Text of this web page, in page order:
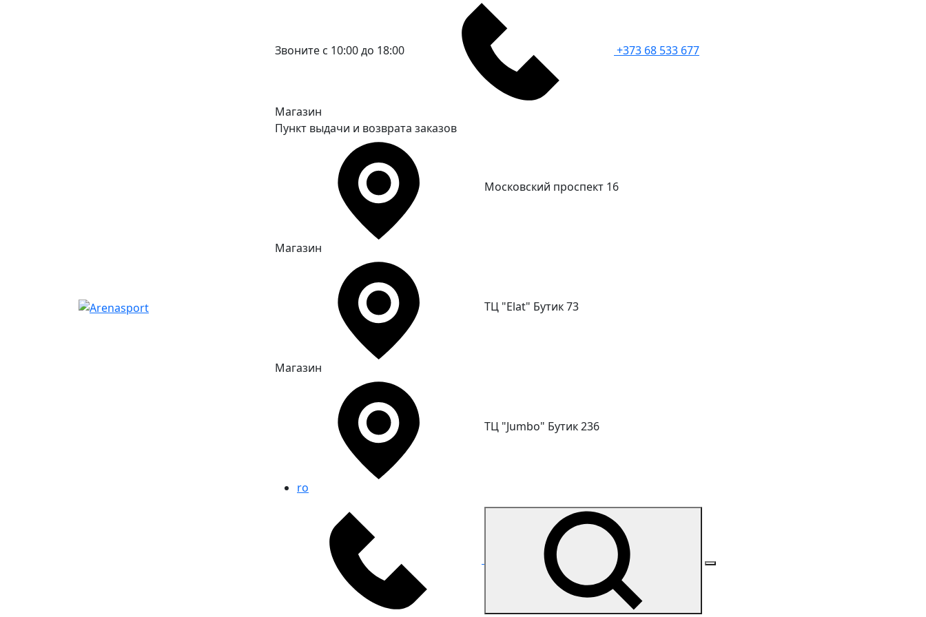
Звоните с 10:00 до 18:00 +373 68 533 677
Магазин
Пункт выдачи и возврата заказов
Московский проспект 16
Магазин
ТЦ "Elat" Бутик 73
Магазин
ТЦ "Jumbo" Бутик 236
ro